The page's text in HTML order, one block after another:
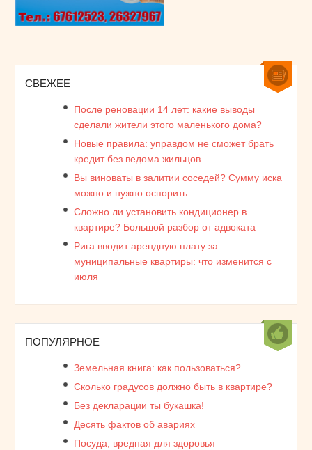
СВЕЖЕЕ
После реновации 14 лет: какие выводы
сделали жители этого маленького дома?
Новые правила: управдом не сможет брать
кредит без ведома жильцов
Вы виноваты в залитии соседей? Сумму иска
можно и нужно оспорить
Сложно ли установить кондиционер в
квартире? Большой разбор от адвоката
Рига вводит арендную плату за
муниципальные квартиры: что изменится с
июля
ПОПУЛЯРНОЕ
Земельная книга: как пользоваться?
Сколько градусов должно быть в квартире?
Без декларации ты букашка!
Десять фактов об авариях
Посуда, вредная для здоровья